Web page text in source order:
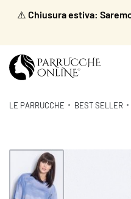
⚠️ Chiusura estiva:
LE PARRUCCHE BEST SELLER